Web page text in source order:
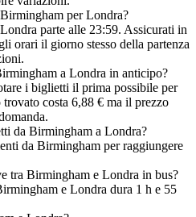
per Londra?
parte alle 23:59. Assicurati in
orari il giorno stesso della partenza
a Londra in anticipo?
i biglietti il prima possibile per
costa 6,88 € ma il prezzo
da Birmingham a Londra?
da Birmingham per raggiungere
tra Birmingham e Londra in bus?
e Londra dura 1 h e 55